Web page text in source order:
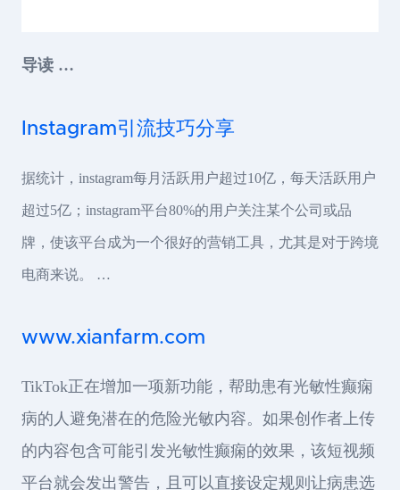
导读 …
Instagram引流技巧分享
据统计，instagram每月活跃用户超过10亿，每天活跃用户
超过5亿；instagram平台80%的用户关注某个公司或品
牌，使该平台成为一个很好的营销工具，尤其是对于跨境
电商来说。 …
www.xianfarm.com
TikTok正在增加一项新功能，帮助患有光敏性癫痫
病的人避免潜在的危险光敏内容。如果创作者上传
的内容包含可能引发光敏性癫痫的效果，该短视频
平台就会发出警告，且可以直接设定规则让病患选